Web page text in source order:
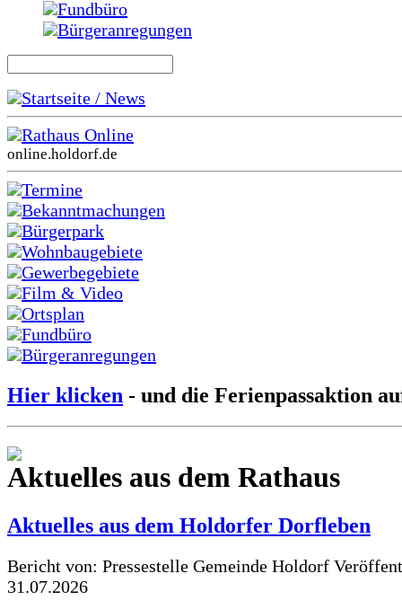
Fundbüro
Bürgeranregungen
Startseite / News
Rathaus Online
online.holdorf.de
Termine
Bekanntmachungen
Bürgerpark
Wohnbaugebiete
Gewerbegebiete
Film & Video
Ortsplan
Fundbüro
Bürgeranregungen
Hier klicken - und die Ferienpassaktion
Aktuelles aus dem Rathaus
Aktuelles aus dem Holdorfer Dorfleben
Bericht von: Pressestelle Gemeinde Holdorf
31.07.2026